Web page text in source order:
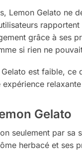
Lemon Gelato ne
grâce à ses
si rien ne
est faible,
Gelato
seulement par
herbacé et ses